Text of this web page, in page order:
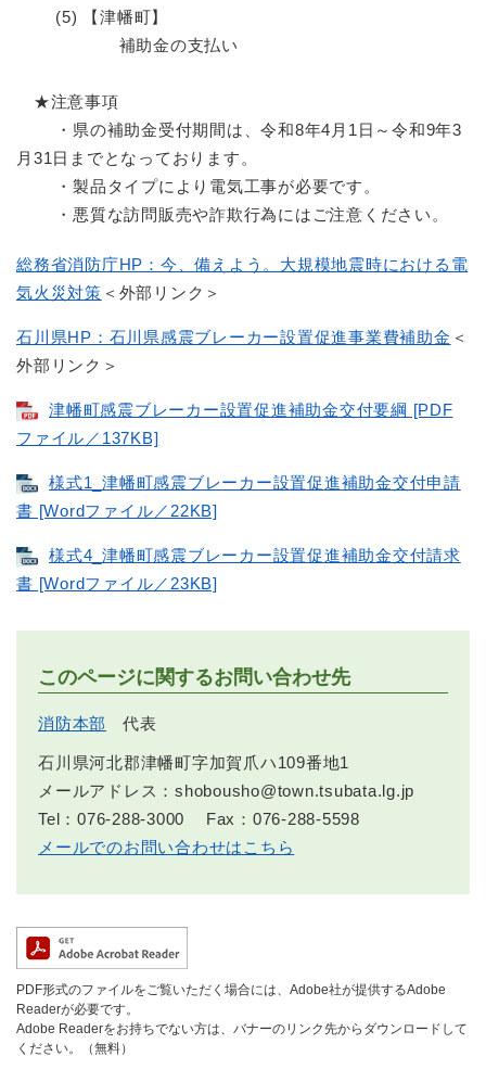
(5) 【津幡町】
補助金の支払い
★注意事項
・県の補助金受付期間は、令和8年4月1日～令和9年3
月31日までとなっております。
・製品タイプにより電気工事が必要です。
・悪質な訪問販売や詐欺行為にはご注意ください。
総務省消防庁HP：今、備えよう。大規模地震時における電
気火災対策 ＜外部リンク＞
石川県HP：石川県感震ブレーカー設置促進事業費補助金 ＜
外部リンク＞
津幡町感震ブレーカー設置促進補助金交付要綱 [PDF
ファイル／137KB]
様式1_津幡町感震ブレーカー設置促進補助金交付申請
書 [Wordファイル／22KB]
様式4_津幡町感震ブレーカー設置促進補助金交付請求
書 [Wordファイル／23KB]
このページに関するお問い合わせ先
消防本部 代表
石川県河北郡津幡町字加賀爪ハ109番地1
メールアドレス：shobousho@town.tsubata.lg.jp
Tel：076-288-3000
Fax：076-288-5598
メールでのお問い合わせはこちら
PDF形式のファイルをご覧いただく場合には、Adobe社が提供するAdobe
Readerが必要です。
Adobe Readerをお持ちでない方は、バナーのリンク先からダウンロードして
ください。（無料）